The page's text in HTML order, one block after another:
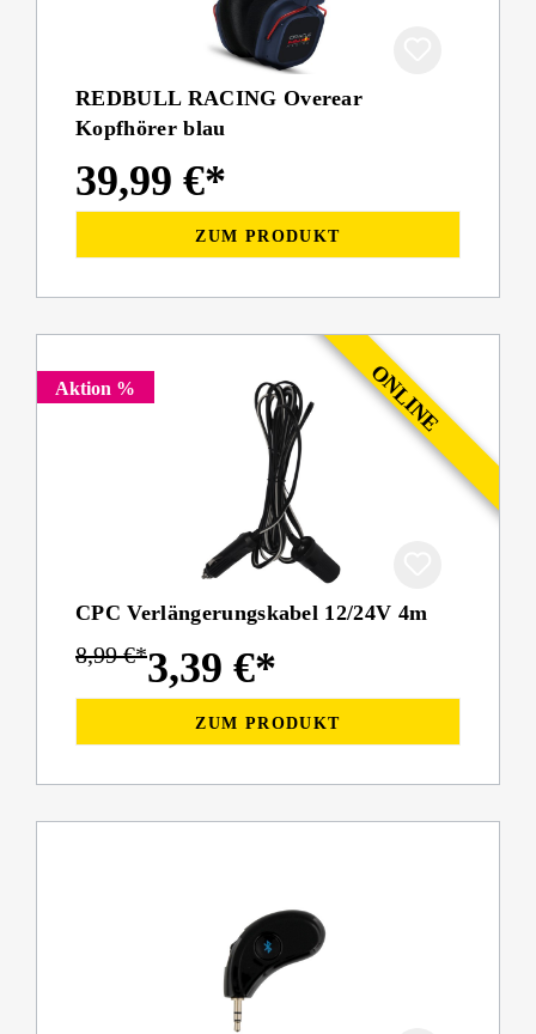
REDBULL RACING Overear
Kopfhörer blau
39,99 €*
ZUM PRODUKT
Aktion %
CPC Verlängerungskabel 12/24V 4m
3,39 €*
8,99 €*
ZUM PRODUKT